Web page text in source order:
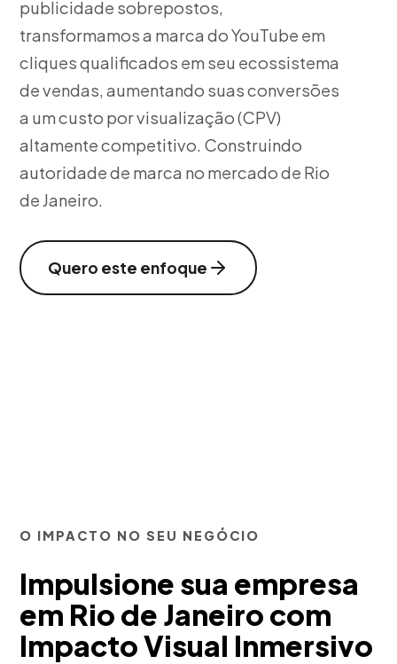
publicidade sobrepostos,
transformamos a marca do YouTube em
cliques qualificados em seu ecossistema
de vendas, aumentando suas conversões
a um custo por visualização (CPV)
altamente competitivo. Construindo
autoridade de marca no mercado de Rio
de Janeiro.
Quero este enfoque
O IMPACTO NO SEU NEGÓCIO
Impulsione sua empresa
em Rio de Janeiro com
Impacto Visual Inmersivo